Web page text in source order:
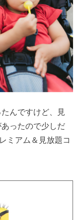
んですけど、見
ったので少しだ
ミアム＆見放題コ